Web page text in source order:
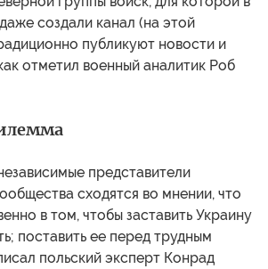
создали канал (на этой
публикуют новости и
отметил военный аналитик Роб
представители
сходятся во мнении, что
в том, чтобы заставить Украину
поставить ее перед трудным
польский эксперт Конрад